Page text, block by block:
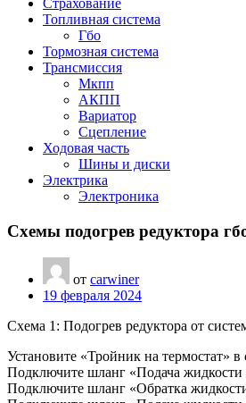
Страхование
Топливная система
Гбо
Тормозная система
Трансмиссия
Мкпп
АКПП
Вариатор
Сцепление
Ходовая часть
Шины и диски
Электрика
Электроника
Схемы подогрев редуктора
от carwiner
19 февраля 2024
Схема 1: Подогрев редуктора от
Установите «Тройник на термостат»
Подключите шланг «Подача жидкости
Подключите шланг «Обратка